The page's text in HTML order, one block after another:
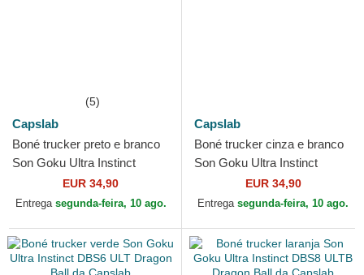
(5)
Capslab
Boné trucker preto e branco
Son Goku Ultra Instinct
DBS7 UIC Dragon Ball da
Capslab
EUR 34,90
Entrega segunda-feira, 10 ago.
Capslab
Boné trucker cinza e branco
Son Goku Ultra Instinct
DBS8 GOKB Dragon Ball da
Capslab
EUR 34,90
Entrega segunda-feira, 10 ago.